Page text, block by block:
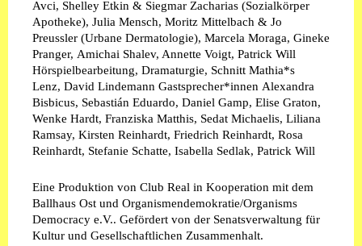
Avci, Shelley Etkin & Siegmar Zacharias (Sozialkörper
Apotheke), Julia Mensch, Moritz Mittelbach & Jo
Preussler (Urbane Dermatologie), Marcela Moraga, Gineke
Pranger, Amichai Shalev, Annette Voigt, Patrick Will
Hörspielbearbeitung, Dramaturgie, Schnitt Mathia*s
Lenz, David Lindemann Gastsprecher*innen Alexandra
Bisbicus, Sebastián Eduardo, Daniel Gamp, Elise Graton,
Wenke Hardt, Franziska Matthis, Sedat Michaelis, Liliana
Ramsay, Kirsten Reinhardt, Friedrich Reinhardt, Rosa
Reinhardt, Stefanie Schatte, Isabella Sedlak, Patrick Will
Eine Produktion von Club Real in Kooperation mit dem
Ballhaus Ost und Organismendemokratie/Organisms
Democracy e.V.. Gefördert von der Senatsverwaltung für
Kultur und Gesellschaftlichen Zusammenhalt.